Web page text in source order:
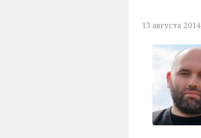
13 августа